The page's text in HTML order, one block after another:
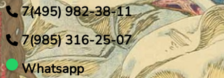
7(495) 982-38-11
7(985) 316-25-07
Whatsapp